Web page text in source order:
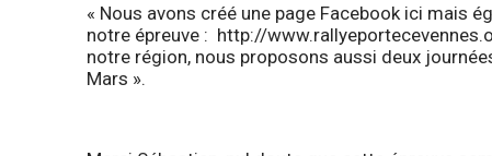
« Nous avons créé une page Facebook ici mais
notre épreuve : http://
notre région, nous proposons aussi deux
Mars ».